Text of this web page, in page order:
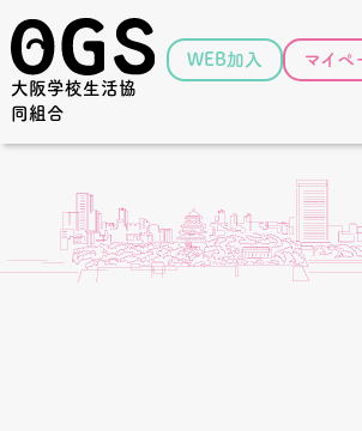
大阪学校生活協
同組合
WEB加入
マイペ